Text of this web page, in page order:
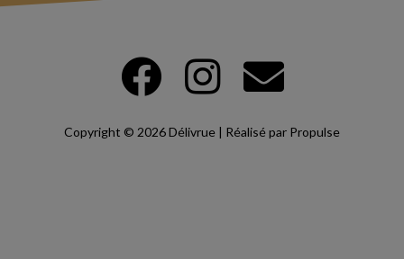
Copyright © 2026 Délivrue | Réalisé par Propulse